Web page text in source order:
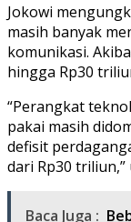
Jokowi
masih banyak
komunikasi.
hingga Rp30
“Perangkat
pakai masih
defisit
dari Rp30 triliun,”
Baca Juga :